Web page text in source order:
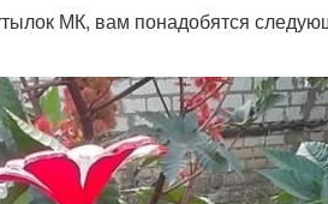
МК, вам понадобятся